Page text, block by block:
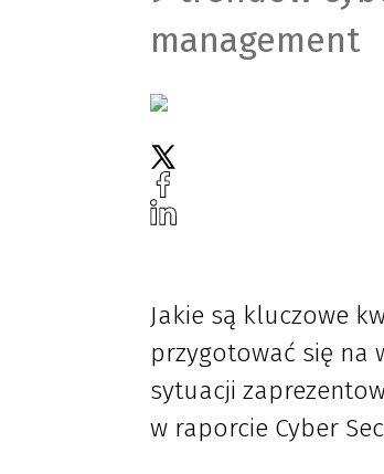
management
Jakie są kluczowe
przygotować się na
sytuacji
w raporcie Cyber